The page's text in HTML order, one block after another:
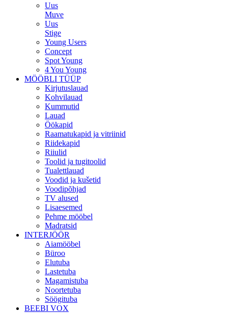
Uus
Muve
Uus
Stige
Young Users
Concept
Spot Young
4 You Young
MÖÖBLI TÜÜP
Kirjutuslauad
Kohvilauad
Kummutid
Lauad
Öökapid
Raamatukapid ja vitriinid
Riidekapid
Riiulid
Toolid ja tugitoolid
Tualettlauad
Voodid ja kušetid
Voodipõhjad
TV alused
Lisaesemed
Pehme mööbel
Madratsid
INTERJÖÖR
Aiamööbel
Büroo
Elutuba
Lastetuba
Magamistuba
Noortetuba
Söögituba
BEEBI VOX